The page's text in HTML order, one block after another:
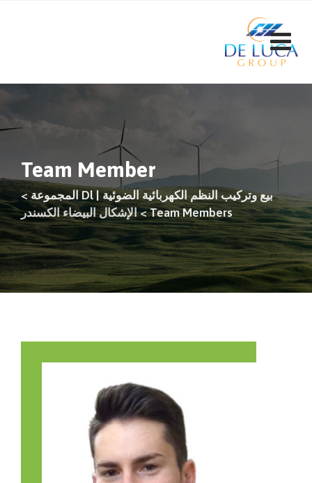
Team Member
بيع وتركيب النظم الكهربائية الضوئية | Dl المجموعة
>
Team Members
>الإشكال البيضاء الكسندر